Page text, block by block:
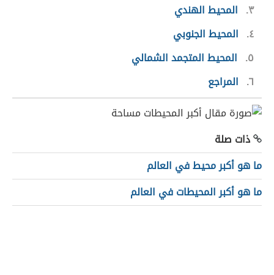
٣
المحيط الهندي
٤
المحيط الجنوبي
٥
المحيط المتجمد الشمالي
٦ المراجع
ذات صلة
ما هو أكبر محيط في العالم
ما هو أكبر المحيطات في العالم